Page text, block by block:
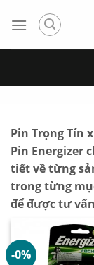
Pin Trọng Tín
Pin Energizer
tiết về từng
trong từng
để được tư
-0%